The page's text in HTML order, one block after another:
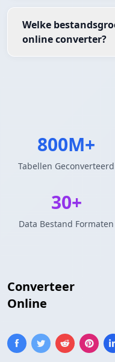
Converteer
Online
Welke
online converter?
800M+
Tabellen Geconverteerd
30+
Data Bestand Formaten